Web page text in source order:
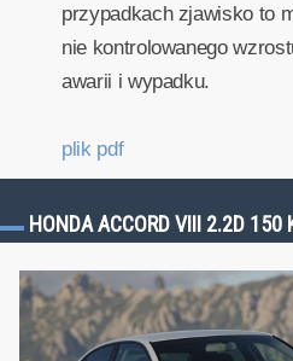
przypadkach zjawisko to
nie kontrolowanego
awarii i wypadku.
plik pdf
HONDA ACCORD VIII 2.2D 150